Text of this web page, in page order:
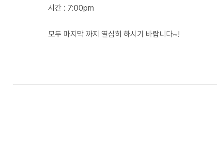
시간 : 7:00pm
모두 마지막 까지 열심히 하시기 바랍니다~!